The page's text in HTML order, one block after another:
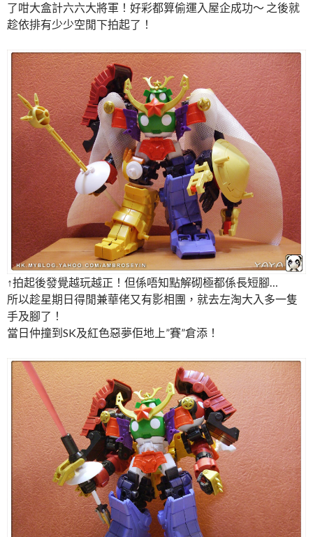
了咁大盒計六六大將軍！好彩都算偷運入屋企成功～ 之後就
趁依排有少少空閒下拍起了！
↑拍起後發覺越玩越正！但係唔知點解砌極都係長短腳…
所以趁星期日得閒兼華佬又有影相團，就去左淘大入多一隻
手及腳了！
當日仲撞到SK及紅色惡夢佢地上”賽”倉添！